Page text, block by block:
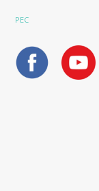
PEC